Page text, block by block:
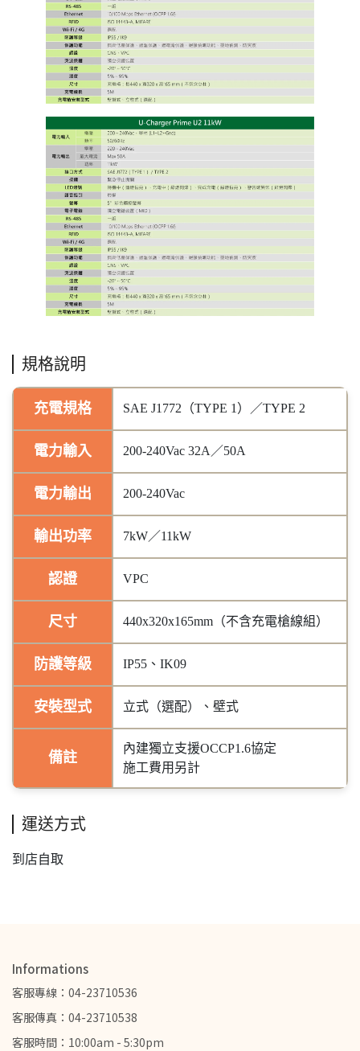
規格說明
充電規格 SAE J1772（TYPE 1）／TYPE 2
電力輸入 200-240Vac 32A／50A
電力輸出 200-240Vac
輸出功率 7kW／11kW
認證 VPC
尺寸 440x320x165mm（不含充電槍線組）
防護等級 IP55、IK09
安裝型式 立式（選配）、壁式
備註
內建獨立支援OCCP1.6協定
施工費用另計
運送方式
到店自取
Informations
客服專線：04-23710536
客服傳真：04-23710538
客服時間：10:00am - 5:30pm